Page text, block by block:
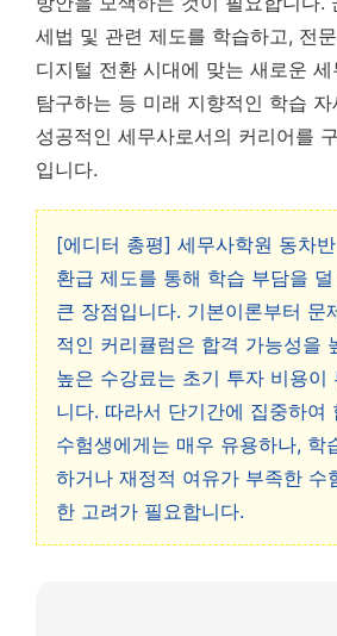
세법 및 관련 제도를 학습하고, 전
디지털 전환 시대에 맞는 새로운
탐구하는 등 미래 지향적인 학습
성공적인 세무사로서의 커리어를
입니다.
[에디터 총평] 세무사학원 동차
환급 제도를 통해 학습 부담을
큰 장점입니다. 기본이론부터 문
적인 커리큘럼은 합격 가능성을
높은 수강료는 초기 투자 비용이
니다. 따라서 단기간에 집중하여
수험생에게는 매우 유용하나, 학
하거나 재정적 여유가 부족한 수
한 고려가 필요합니다.